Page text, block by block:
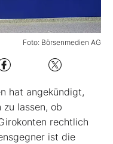
Foto: Börsenmedien AG
hat angekündigt,
lassen, ob
rechtlich
ist die